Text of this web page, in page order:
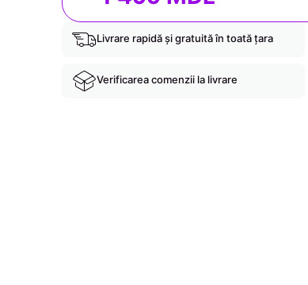
Livrare rapidă și gratuită în toată țara
Verificarea comenzii la livrare